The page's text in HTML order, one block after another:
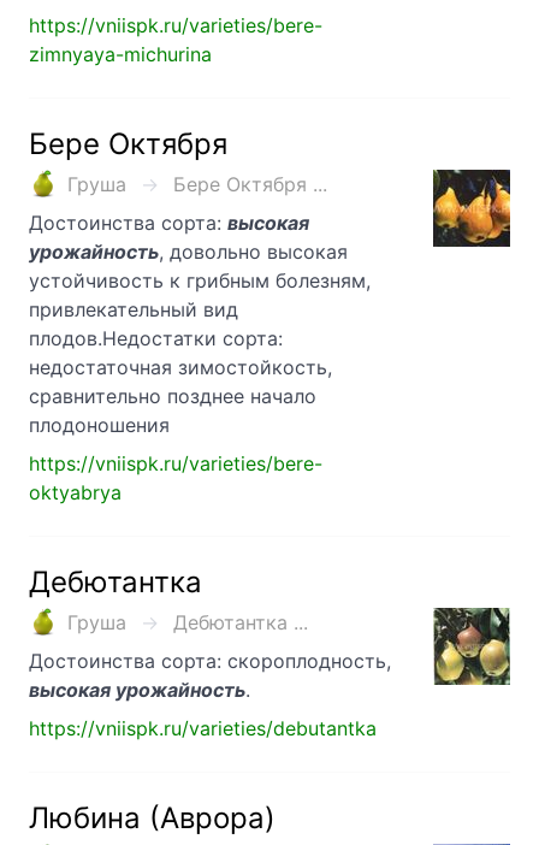
https://vniispk.ru/varieties/bere-
zimnyaya-michurina
Бере Октября
Груша
Бере Октября ...
Достоинства сорта: высокая
урожайность, довольно высокая
устойчивость к грибным болезням,
привлекательный вид
плодов.Недостатки сорта:
недостаточная зимостойкость,
сравнительно позднее начало
плодоношения
https://vniispk.ru/varieties/bere-
oktyabrya
Дебютантка
Груша
Дебютантка ...
Достоинства сорта: скороплодность,
высокая урожайность.
https://vniispk.ru/varieties/debutantka
Любина (Аврора)